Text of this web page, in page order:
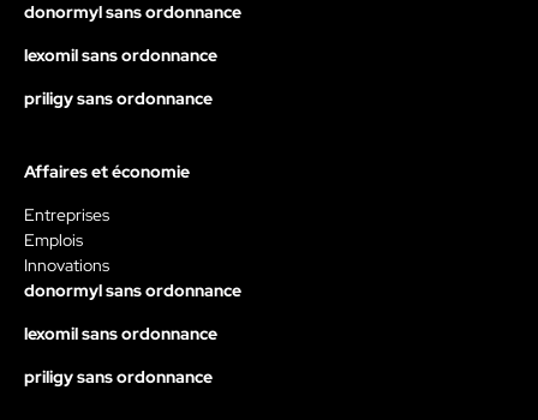
donormyl sans ordonnance
lexomil sans ordonnance
priligy sans ordonnance
Affaires et économie
Entreprises
Emplois
Innovations
donormyl sans ordonnance
lexomil sans ordonnance
priligy sans ordonnance